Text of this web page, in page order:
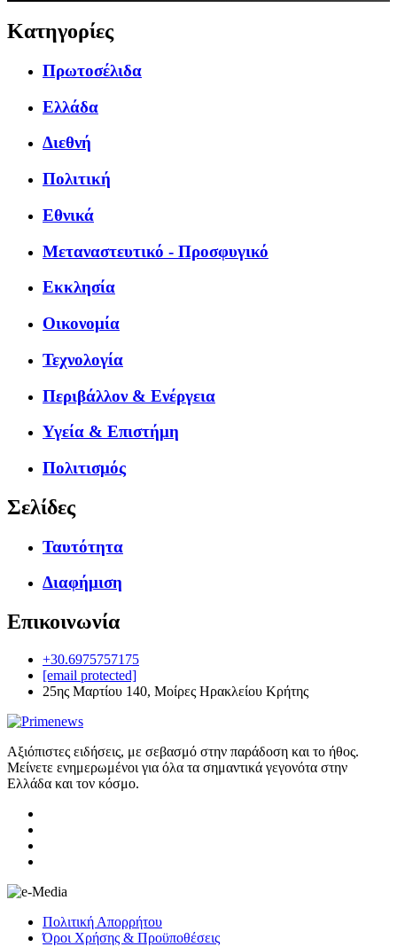
Κατηγορίες
Πρωτοσέλιδα
Ελλάδα
Διεθνή
Πολιτική
Εθνικά
Μεταναστευτικό - Προσφυγικό
Εκκλησία
Οικονομία
Τεχνολογία
Περιβάλλον & Ενέργεια
Υγεία & Επιστήμη
Πολιτισμός
Σελίδες
Ταυτότητα
Διαφήμιση
Επικοινωνία
+30.6975757175
[email protected]
25ης Μαρτίου 140, Μοίρες Ηρακλείου Κρήτης
Αξιόπιστες ειδήσεις, με σεβασμό στην παράδοση και το ήθος.
Μείνετε ενημερωμένοι για όλα τα σημαντικά γεγονότα στην
Ελλάδα και τον κόσμο.
Πολιτική Απορρήτου
Όροι Χρήσης & Προϋποθέσεις